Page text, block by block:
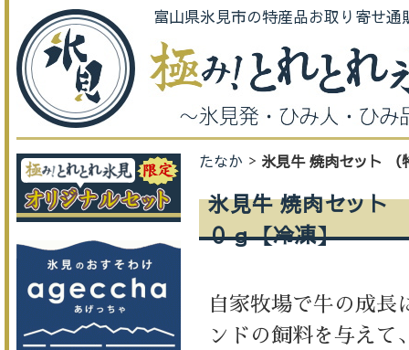
富山県氷見市の特産品お取り寄せ通
たなか 氷見牛 焼肉セット （
氷見牛 焼肉セット
０ｇ【冷凍】
自家牧場で牛の成長
ンドの飼料を与えて